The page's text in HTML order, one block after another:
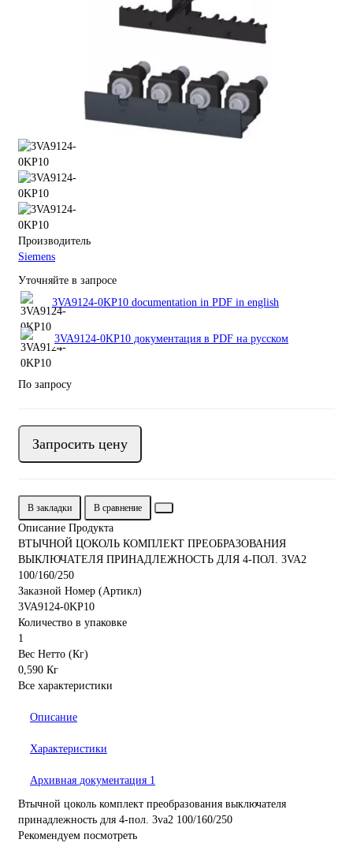
Производитель
Siemens
Уточняйте в запросе
3VA9124-0KP10 documentation in PDF in english
3VA9124-0KP10 документация в PDF на русском
По запросу
Запросить цену
В закладки В сравнение
Описание Продукта
ВТЫЧНОЙ ЦОКОЛЬ КОМПЛЕКТ ПРЕОБРАЗОВАНИЯ
ВЫКЛЮЧАТЕЛЯ ПРИНАДЛЕЖНОСТЬ ДЛЯ 4-ПОЛ. 3VA2
100/160/250
Заказной Номер (Артикл)
3VA9124-0KP10
Количество в упаковке
1
Вес Нетто (Кг)
0,590 Кг
Все характеристики
Описание
Характеристики
Архивная документация 1
Втычной цоколь комплект преобразования выключателя
принадлежность для 4-пол. 3va2 100/160/250
Рекомендуем посмотреть